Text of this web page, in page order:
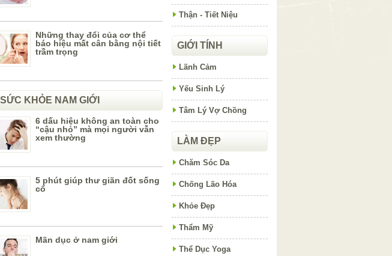
Những thay đổi của cơ thể
báo hiệu mất cân bằng nội tiết
trầm trọng
SỨC KHỎE NAM GIỚI
6 dấu hiệu không an toàn cho
“cậu nhỏ” mà mọi người vẫn
xem thường
5 phút giúp thư giãn đốt sống
cổ
Mãn dục ở nam giới
Thận - Tiết Niệu
GIỚI TÍNH
Lãnh Cảm
Yếu Sinh Lý
Tâm Lý Vợ Chồng
LÀM ĐẸP
Chăm Sóc Da
Chống Lão Hóa
Khỏe Đẹp
Thẩm Mỹ
Thể Dục Yoga